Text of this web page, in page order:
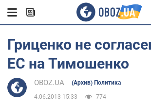
Гриценко не
ЕС на Тимошенко
OBOZ.UA (Архив) Политика
4.06.2013 15:33 774